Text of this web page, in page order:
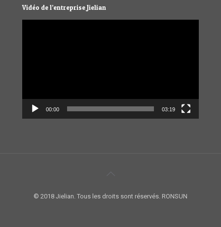
Vidéo de l’entreprise Jielian
00:00 03:19
© 2018 Jielian. Tous les droits sont réservés. RONSUN